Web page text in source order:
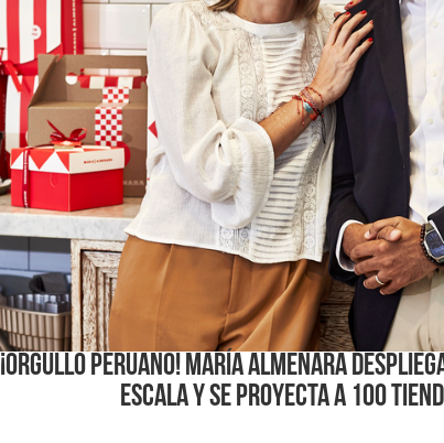
¡Orgullo Peruano! María Almenara
Escala y se Proyecta a 100